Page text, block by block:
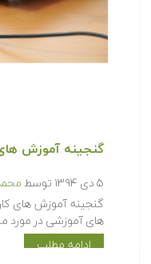
گنجینه آموزش های
۵ دی ۱۳۹۴ توسط
گنجینه آموزش های
های آموزشی در مورد
ادامه مطلب